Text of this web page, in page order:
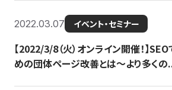
2022.03.07 イベント・セミナー
【2022/3/8（火）オンライン開催！】
めの団体ページ改善とは～より多くの